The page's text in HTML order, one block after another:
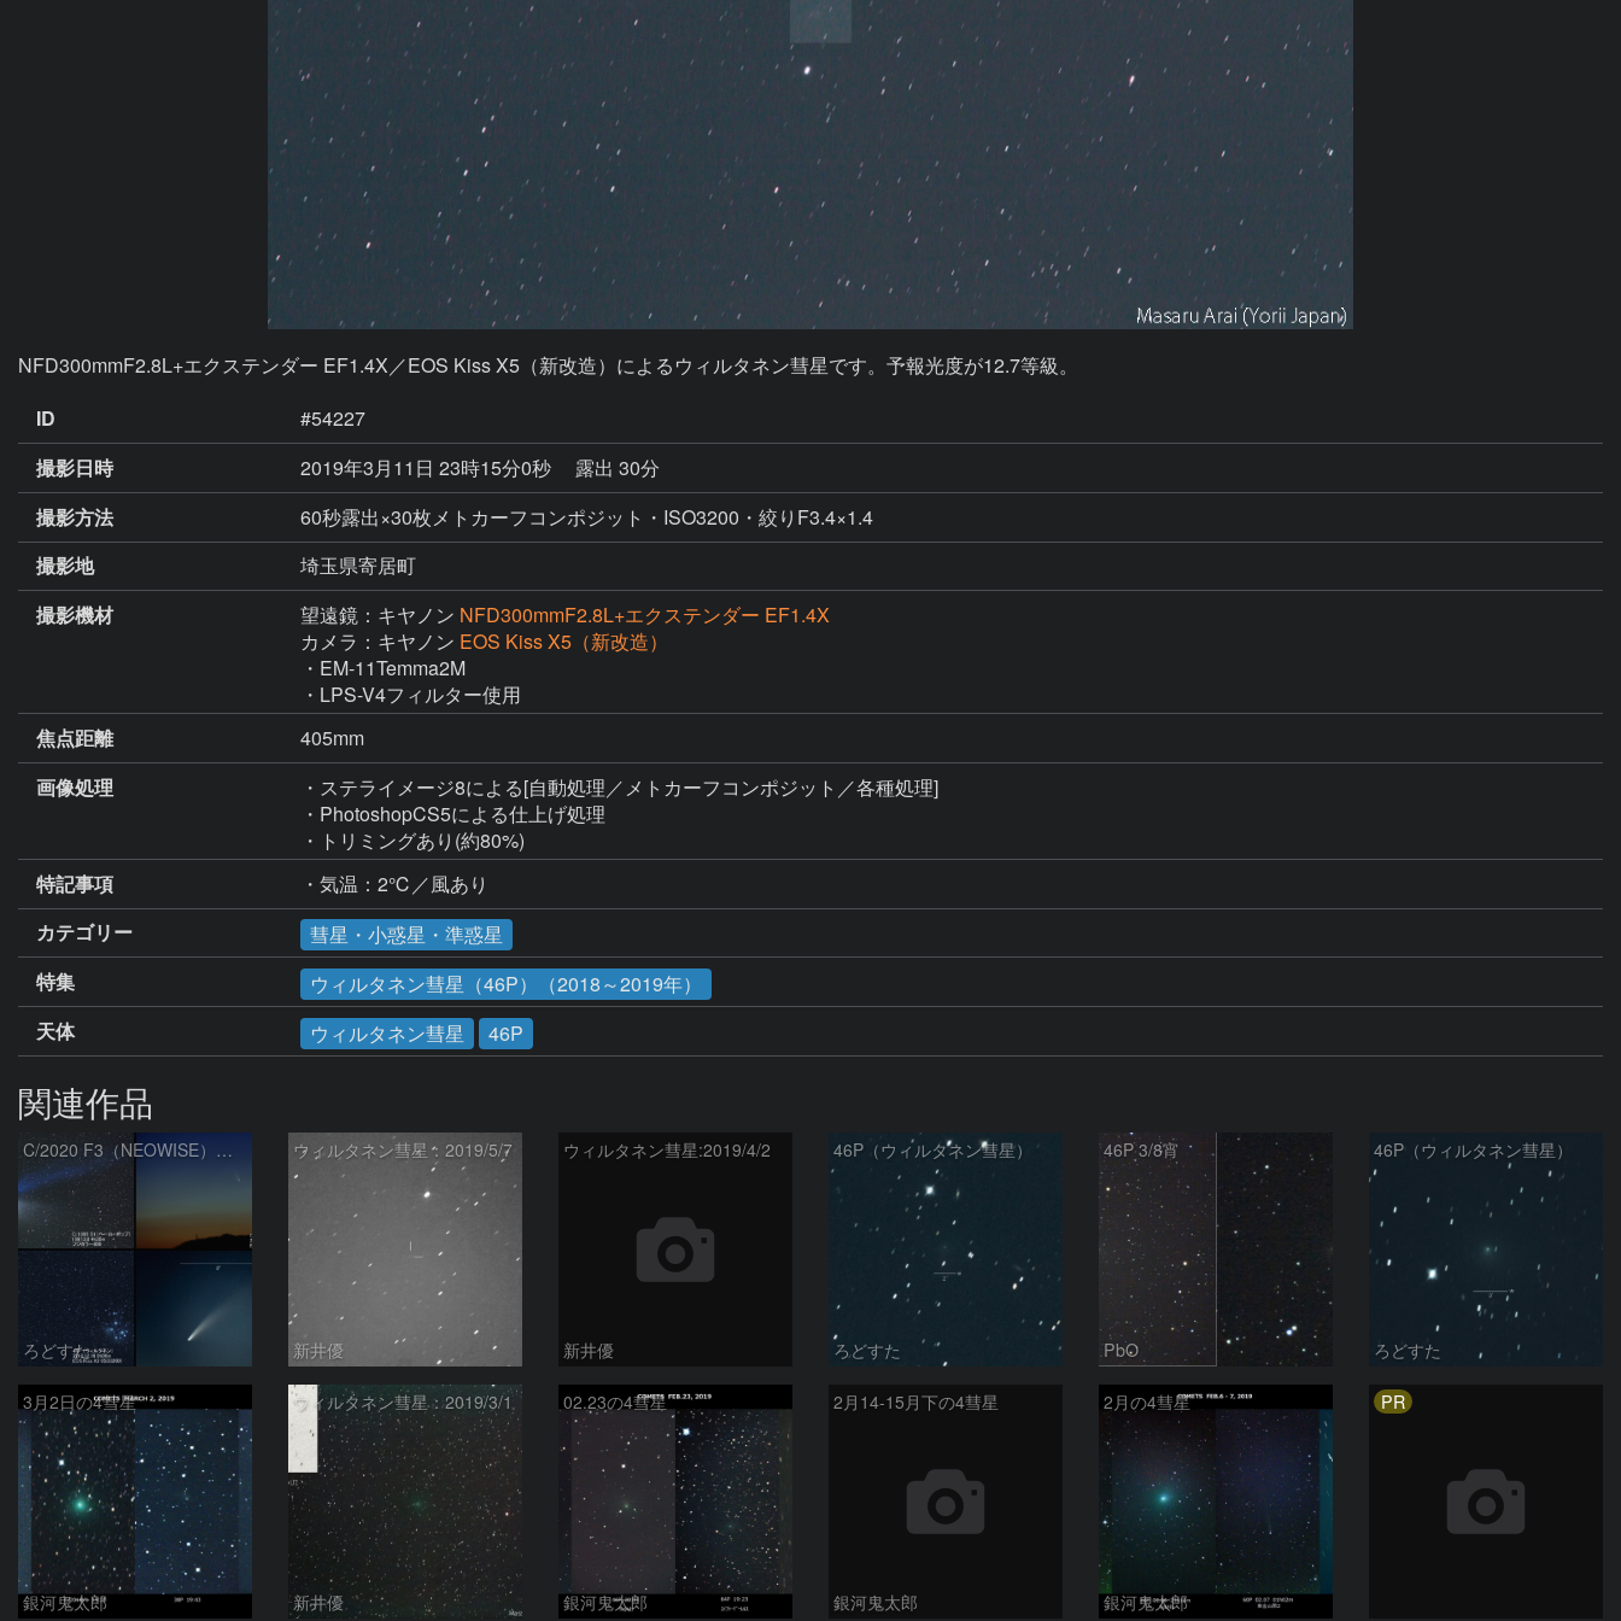
NFD300mmF2.8L+エクステンダー EF1.4X／EOS Kiss X5（新改造）によるウィルタネン彗星です。予報光度が12.7等級。
ID
#54227
撮影日時
2019年3月11日 23時15分0秒
露出 30分
撮影方法
60秒露出×30枚メトカーフコンポジット・ISO3200・絞りF3.4×1.4
撮影地
埼玉県寄居町
撮影機材
望遠鏡：キヤノン NFD300mmF2.8L+エクステンダー EF1.4X
カメラ：キヤノン EOS Kiss X5（新改造）
・EM-11Temma2M
・LPS-V4フィルター使用
焦点距離
405mm
画像処理
・ステライメージ8による[自動処理／メトカーフコンポジット／各種処理]
・PhotoshopCS5による仕上げ処理
・トリミングあり(約80%)
特記事項
・気温：2℃／風あり
カテゴリー
彗星・小惑星・準惑星
特集
ウィルタネン彗星（46P）（2018～2019年）
天体
ウィルタネン彗星 46P
関連作品
C/2020 F3（NEOWISE）の大きさを比較（180mmレンズ）
ろどすた
ウィルタネン彗星：2019/5/7
新井優
ウィルタネン彗星:2019/4/2
新井優
46P（ウィルタネン彗星）
ろどすた
46P 3/8宵
PbO
46P（ウィルタネン彗星）
ろどすた
3月2日の4彗星
銀河鬼太郎
ウィルタネン彗星：2019/3/1
新井優
02.23の4彗星
銀河鬼太郎
2月14-15月下の4彗星
銀河鬼太郎
2月の4彗星
銀河鬼太郎
PR